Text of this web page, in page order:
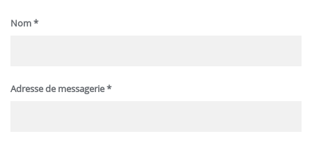
Nom*
Adresse de messagerie*